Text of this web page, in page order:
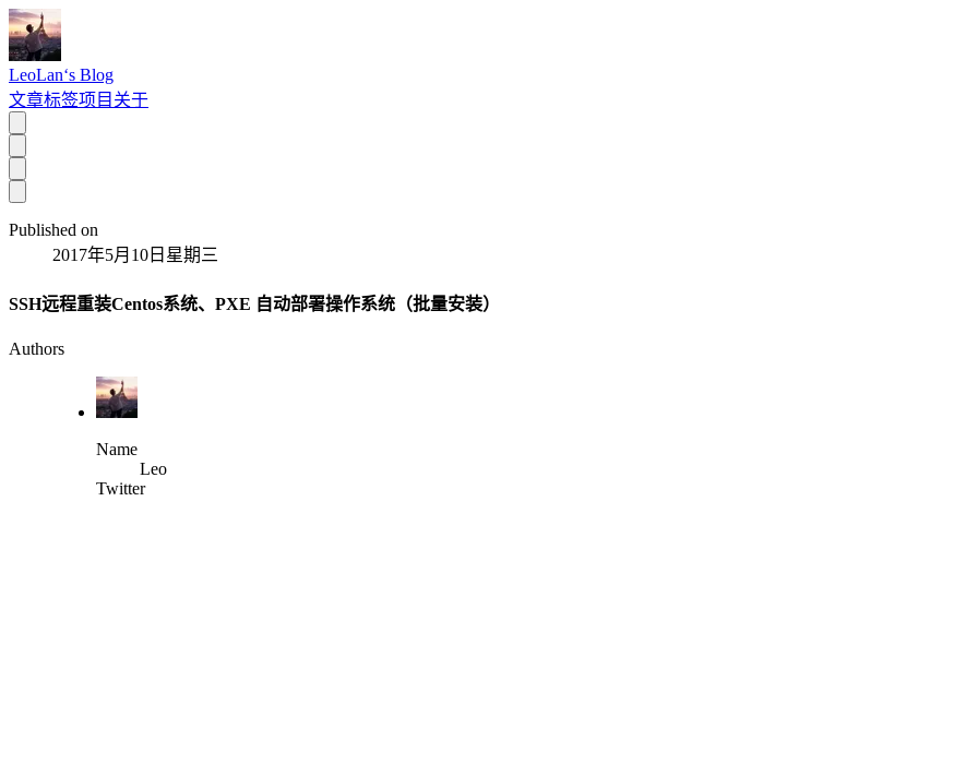
LeoLan‘s Blog
文章标签项目 关于
Published on
2017年5月10日星期三
SSH远程重装Centos系统、PXE 自动部署操作系统（批量安装）
Authors
Name
Leo
Twitter